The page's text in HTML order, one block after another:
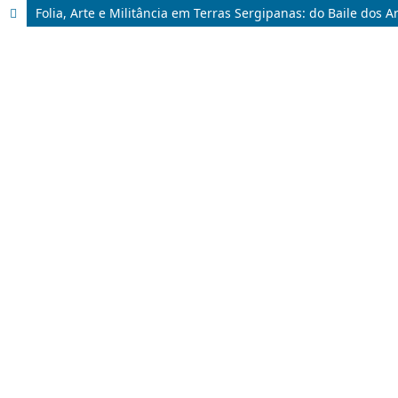
Folia, Arte e Militância em Terras Sergipanas: do Baile dos